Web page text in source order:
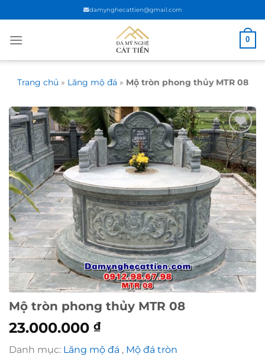
đến
nội
damynghecattien@gmail.com
0
Trang chủ » Lăng mộ đá » Mộ tròn phong thủy MTR 08
Mộ tròn phong thủy MTR 08
23.000.000 ₫
Danh mục: Lăng mộ đá , Mộ đá tròn